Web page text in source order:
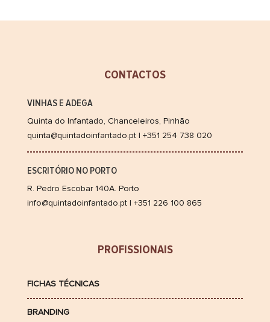
CONTACTOS
VINHAS E ADEGA
Quinta do Infantado, Chanceleiros, Pinhão
quinta@quintadoinfantado.pt | +351 254 738 020
ESCRITÓRIO NO PORTO
R. Pedro Escobar 140A. Porto
info@quintadoinfantado.pt | +351 226 100 865
PROFISSIONAIS
FICHAS TÉCNICAS
BRANDING